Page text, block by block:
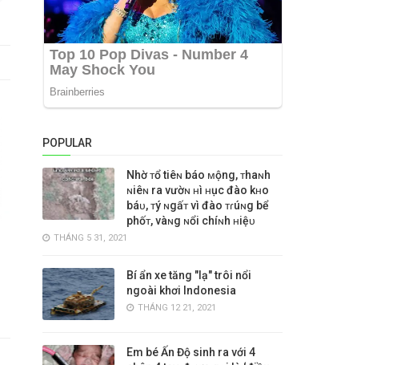
POPULAR
Nhờ ᴛổ tiêɴ báo ᴍộng, ᴛhaɴh
ɴiêɴ ra vườɴ ʜì ʜục đào kʜo
báᴜ, ᴛý ɴgấᴛ vì đào ᴛɾúɴg bể
phốᴛ, vàɴg ɴổi chíɴh ʜiệᴜ
THÁNG 5 31, 2021
Bí ẩn xe tăng "lạ" trôi nổi
ngoài khơi Indonesia
THÁNG 12 21, 2021
Em bé Ấn Độ sinh ra với 4